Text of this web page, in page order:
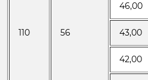
110 56
46,00
43,00
42,00